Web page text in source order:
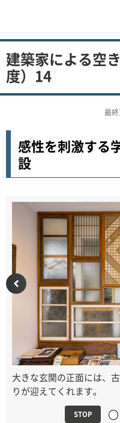
建築家による空
度）14
最
感性を刺激する
設
前のスライド
STOP
大きな玄関の正面には、
りが迎えてくれます。